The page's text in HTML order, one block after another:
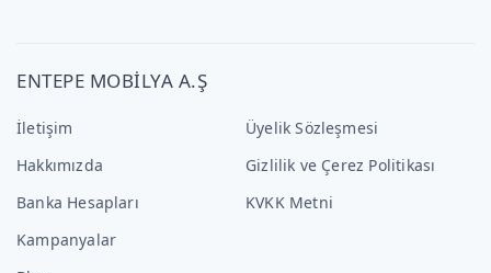
ENTEPE MOBİLYA A.Ş
İletişim
Hakkımızda
Banka Hesapları
Kampanyalar
Üyelik Sözleşmesi
Gizlilik ve Çerez Politikası
KVKK Metni